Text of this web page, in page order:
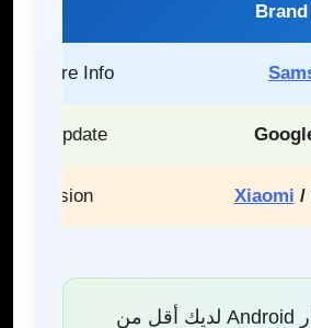
Software Info
Update
Xiaomi /
> Version
إذا كان إصدار Android لديك أقل من